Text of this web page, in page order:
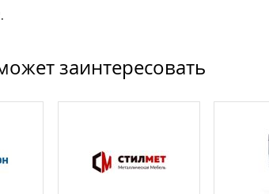
заинтересовать